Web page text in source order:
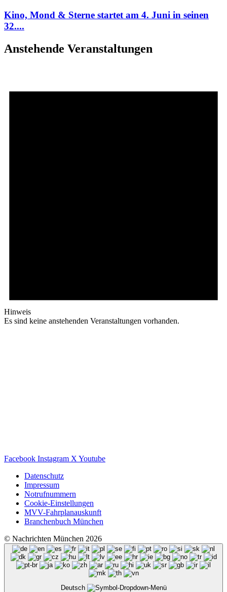
Kino, Mond & Sterne startet am 4. Juni in seinen
32....
Anstehende Veranstaltungen
Hinweis
Es sind keine anstehenden Veranstaltungen vorhanden.
Facebook Instagram X Youtube
Datenschutz
Impressum
Notrufnummern
Cookie-Einstellungen
MVV-Fahrplanauskunft
Branchenbuch München
© Nachrichten München 2026
Deutsch